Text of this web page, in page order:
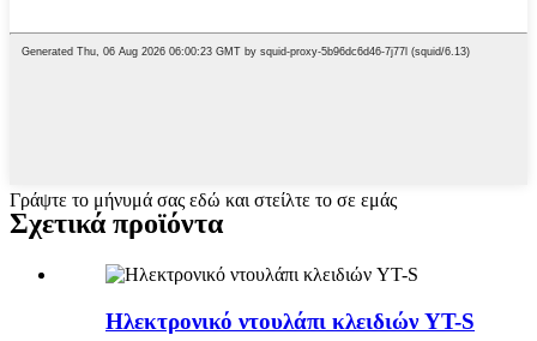
Γράψτε το μήνυμά σας εδώ και στείλτε το σε εμάς
Σχετικά προϊόντα
Ηλεκτρονικό ντουλάπι κλειδιών YT-S